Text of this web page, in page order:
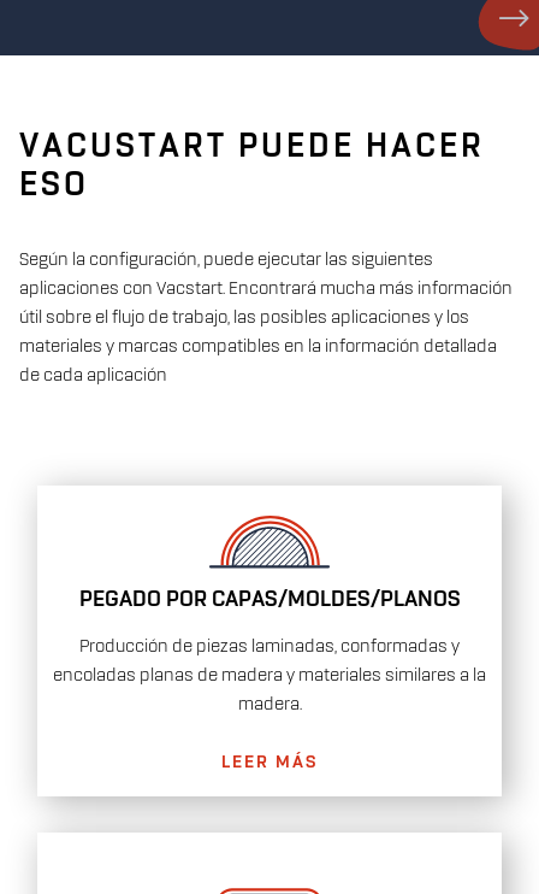
VACUSTART PUEDE HACER
ESO
Según la configuración, puede ejecutar las siguientes
aplicaciones con Vacstart. Encontrará mucha más información
útil sobre el flujo de trabajo, las posibles aplicaciones y los
materiales y marcas compatibles en la información detallada
de cada aplicación
PEGADO POR CAPAS/MOLDES/PLANOS
Producción de piezas laminadas, conformadas y
encoladas planas de madera y materiales similares a la
madera.
LEER MÁS